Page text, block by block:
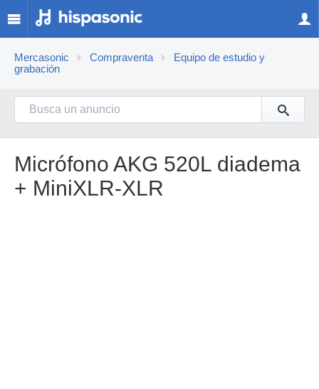
Mercasonic Compraventa
Equipo de estudio y
grabación
Micrófono AKG 520L diadema
+ MiniXLR-XLR